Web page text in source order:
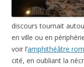
discours tournait
en ville ou en
voir l’amphithéâtre
cité, en oubliant la